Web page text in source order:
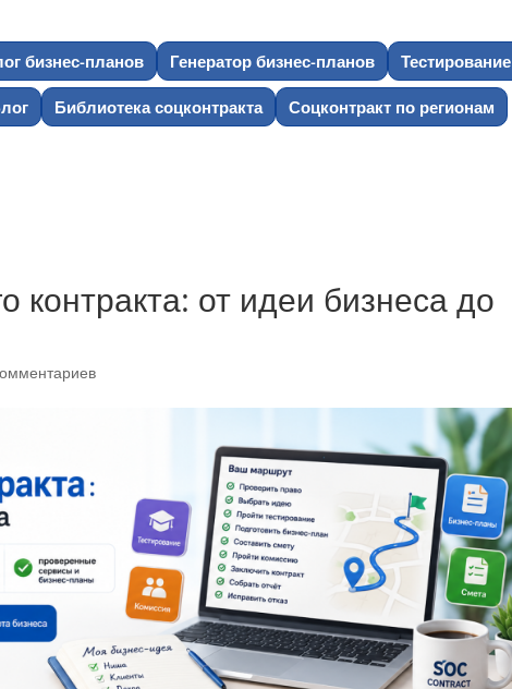
бизнес-планов Генератор бизнес-планов Тестирование
Библиотека соцконтракта Соцконтракт по регионам
контракта: от идеи бизнеса до